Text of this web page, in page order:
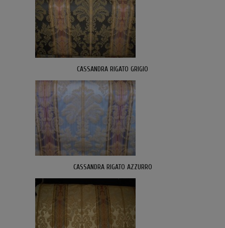
CASSANDRA RIGATO GRIGIO
CASSANDRA RIGATO AZZURRO